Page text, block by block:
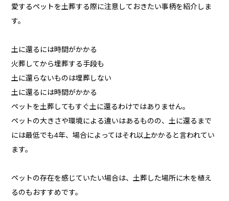
愛するペットを土葬する際に注意しておきたい事柄を紹介しま
す。
土に還るには時間がかかる
火葬してから埋葬する手段も
土に還らないものは埋葬しない
土に還るには時間がかかる
ペットを土葬してもすぐ土に還るわけではありません。
ペットの大きさや環境による違いはあるものの、土に還るまで
には最低でも4年、場合によってはそれ以上かかると言われてい
ます。
ペットの存在を感じていたい場合は、土葬した場所に木を植え
るのもおすすめです。